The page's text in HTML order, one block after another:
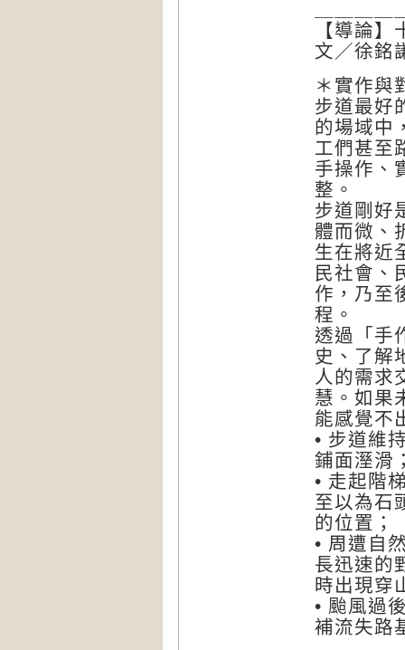
【導論
文／徐銘
＊實作與
步道最好
的場域中
工們甚至
手操作、
整。
步道剛好
體而微、
生在將近
民社會、
作，乃至
程。
透過「手
史、了解
人的需求
慧。如果
能感覺不
• 步道維
鋪面溼滑
• 走起階
至以為石
的位置；
• 周遭自
長迅速的
時出現穿
• 颱風過
補流失路